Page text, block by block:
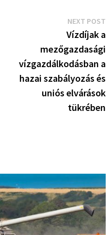
NEXT POST
Vízdíjak a
mezőgazdasági
vízgazdálkodásban a
hazai szabályozás és
uniós elvárások
tükrében